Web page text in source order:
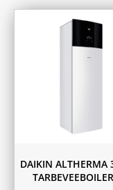
230L
DAIKIN ALTHERMA